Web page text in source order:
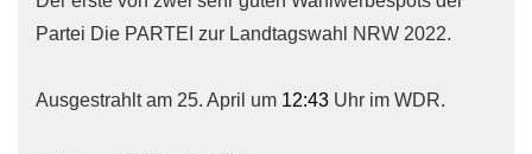
Partei Die PARTEI zur Landtagswahl NRW 2022.
Ausgestrahlt am 25. April um 12:43 Uhr im WDR.